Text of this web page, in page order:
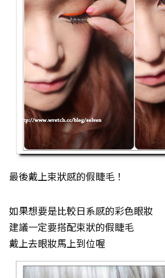
最後戴上束狀感的假睫毛！
如果想要是比較日系感的彩色眼妝
建議一定要搭配束狀的假睫毛
戴上去眼妝馬上到位喔